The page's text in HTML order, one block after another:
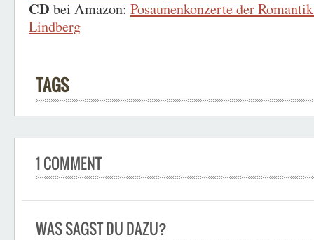
CD bei Amazon: Posaunenkonzerte der
Lindberg
TAGS
1 COMMENT
WAS SAGST DU DAZU?